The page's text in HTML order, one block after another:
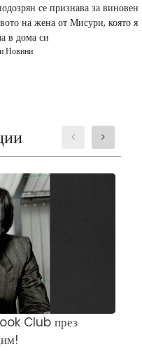
се признава за виновен
на жена от Мисури, която я
в дома си
Новини
Club през